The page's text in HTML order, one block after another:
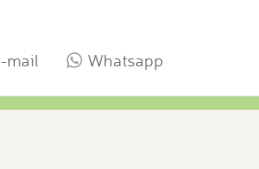
mail Whatsapp